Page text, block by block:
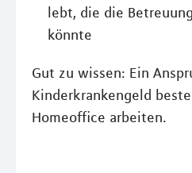
lebt, die die
könnte
Gut zu wissen: Ein
Kinderkrankengeld
Homeoffice arbeiten.